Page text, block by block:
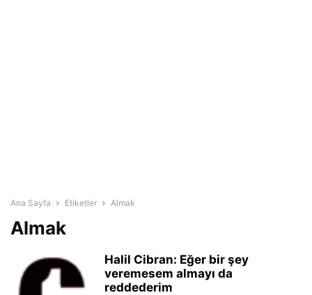
Ana Sayfa Etiketler Almak
Almak
Halil Cibran: Eğer bir şey
veremesem almayı da
reddederim